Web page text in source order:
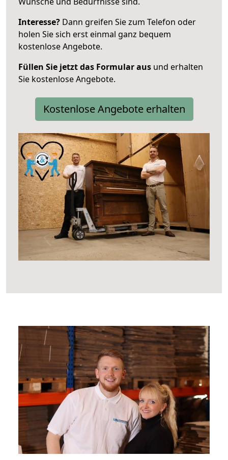
Interesse? Dann greifen Sie zum Telefon oder
holen Sie sich erst einmal ganz bequem
kostenlose Angebote.
Füllen Sie jetzt das Formular aus und erhalten
Sie kostenlose Angebote.
Kostenlose Angebote erhalten